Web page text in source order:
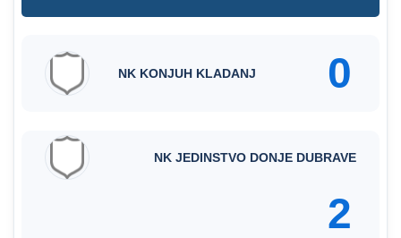
NK KONJUH KLADANJ 0
NK JEDINSTVO DONJE DUBRAVE
2